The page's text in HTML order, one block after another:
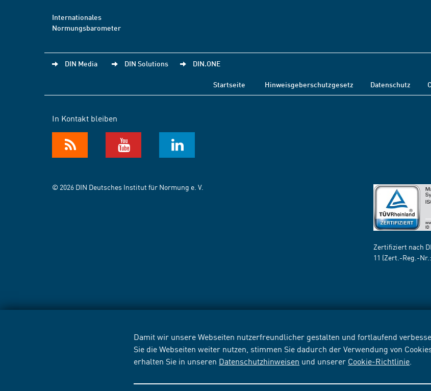
Damit wir unsere Webseiten nutzerfreundlicher gestalten und fortlaufend
Sie die Webseiten weiter nutzen, stimmen Sie dadurch der Verwendung von
erhalten Sie in unseren Datenschutzhinweisen und unserer Cookie-Richtlinie
Internationales
Normungsbarometer
DIN Media DIN Solutions DIN.ONE
Startseite Hinweisgeberschutzgesetz Datenschutz
In Kontakt bleiben
© 2026 DIN Deutsches Institut für Normung e. V.
Zertifiziert nach
11 (Zert.-Reg.-Nr.: